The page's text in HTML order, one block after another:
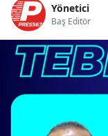
Yönetici
Baş Editör